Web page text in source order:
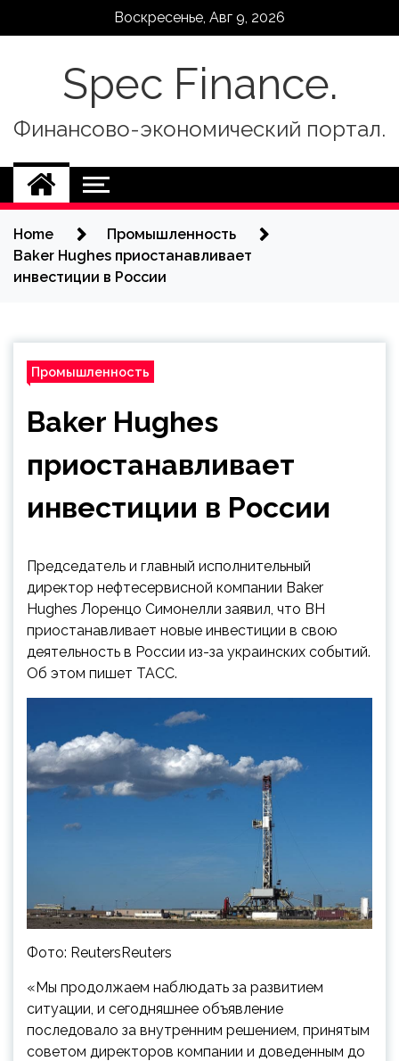
Воскресенье, Авг 9, 2026
Spec Finance.
Финансово-экономический портал.
Home
Промышленность
Baker Hughes приостанавливает
инвестиции в России
Промышленность
Baker Hughes
приостанавливает
инвестиции в России
Председатель и главный исполнительный
директор нефтесервисной компании Baker
Hughes Лоренцо Симонелли заявил, что BH
приостанавливает новые инвестиции в свою
деятельность в России из-за украинских событий.
Об этом пишет ТАСС.
Фото: ReutersReuters
«Мы продолжаем наблюдать за развитием
ситуации, и сегодняшнее объявление
последовало за внутренним решением, принятым
советом директоров компании и доведенным до